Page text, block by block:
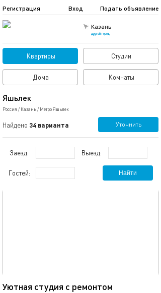
Казань
другой город
Подать объявление
Регистрация Вход
Квартиры Студии
Дома Комнаты
Яшьлек
Россия / Казань/ Метро Яшьлек
Найдено 34 варианта Уточнить
Заезд: Выезд:
Гостей: Найти
Уютная студия с ремонтом